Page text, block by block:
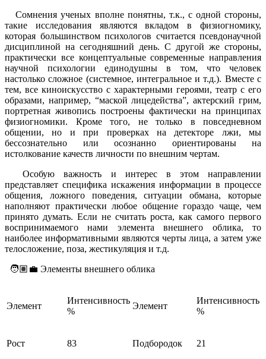
Сомнения ученых вполне понятны, т.к., с одной стороны,
такие исследования являются вкладом в физиогномику,
которая большинством психологов считается псевдонаучной
дисциплиной на сегодняшний день. С другой же стороны,
практически все концептуальные современные направления
научной психологии единодушны в том, что человек
настолько сложное (системное, интегральное и т.д.). Вместе с
тем, все киноискусство с характерными героями, театр с его
образами, например, “маской лицедейства”, актерский грим,
портретная живопись построены фактически на принципах
физиогномики. Кроме того, не только в повседневном
общении, но и при проверках на детекторе лжи, мы
бессознательно или осознанно ориентированы на
истолкование качеств личности по внешним чертам.
Особую важность и интерес в этом направлении
представляет специфика искажения информации в процессе
общения, ложного поведения, ситуации обмана, которые
наполняют практически любое общение гораздо чаще, чем
принято думать. Если не считать роста, как самого первого
воспринимаемого нами элемента внешнего облика, то
наиболее информативными являются черты лица, а затем уже
телосложение, поза, жестикуляция и т.д.
🧑🏽‍💼 Элементы внешнего облика
Элемент
Интенсивность
%
Элемент
Интенсивность
%
Рост 83 Подбородок 21